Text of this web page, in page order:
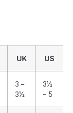
UK US
3 –
3½
3½
– 5